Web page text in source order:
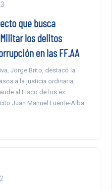
que busca
los delitos
en las FF.AA
Jorge Brito, destacó la
a la justicia ordinaria,
al Fisco de los ex
Juan Manuel Fuente-Alba